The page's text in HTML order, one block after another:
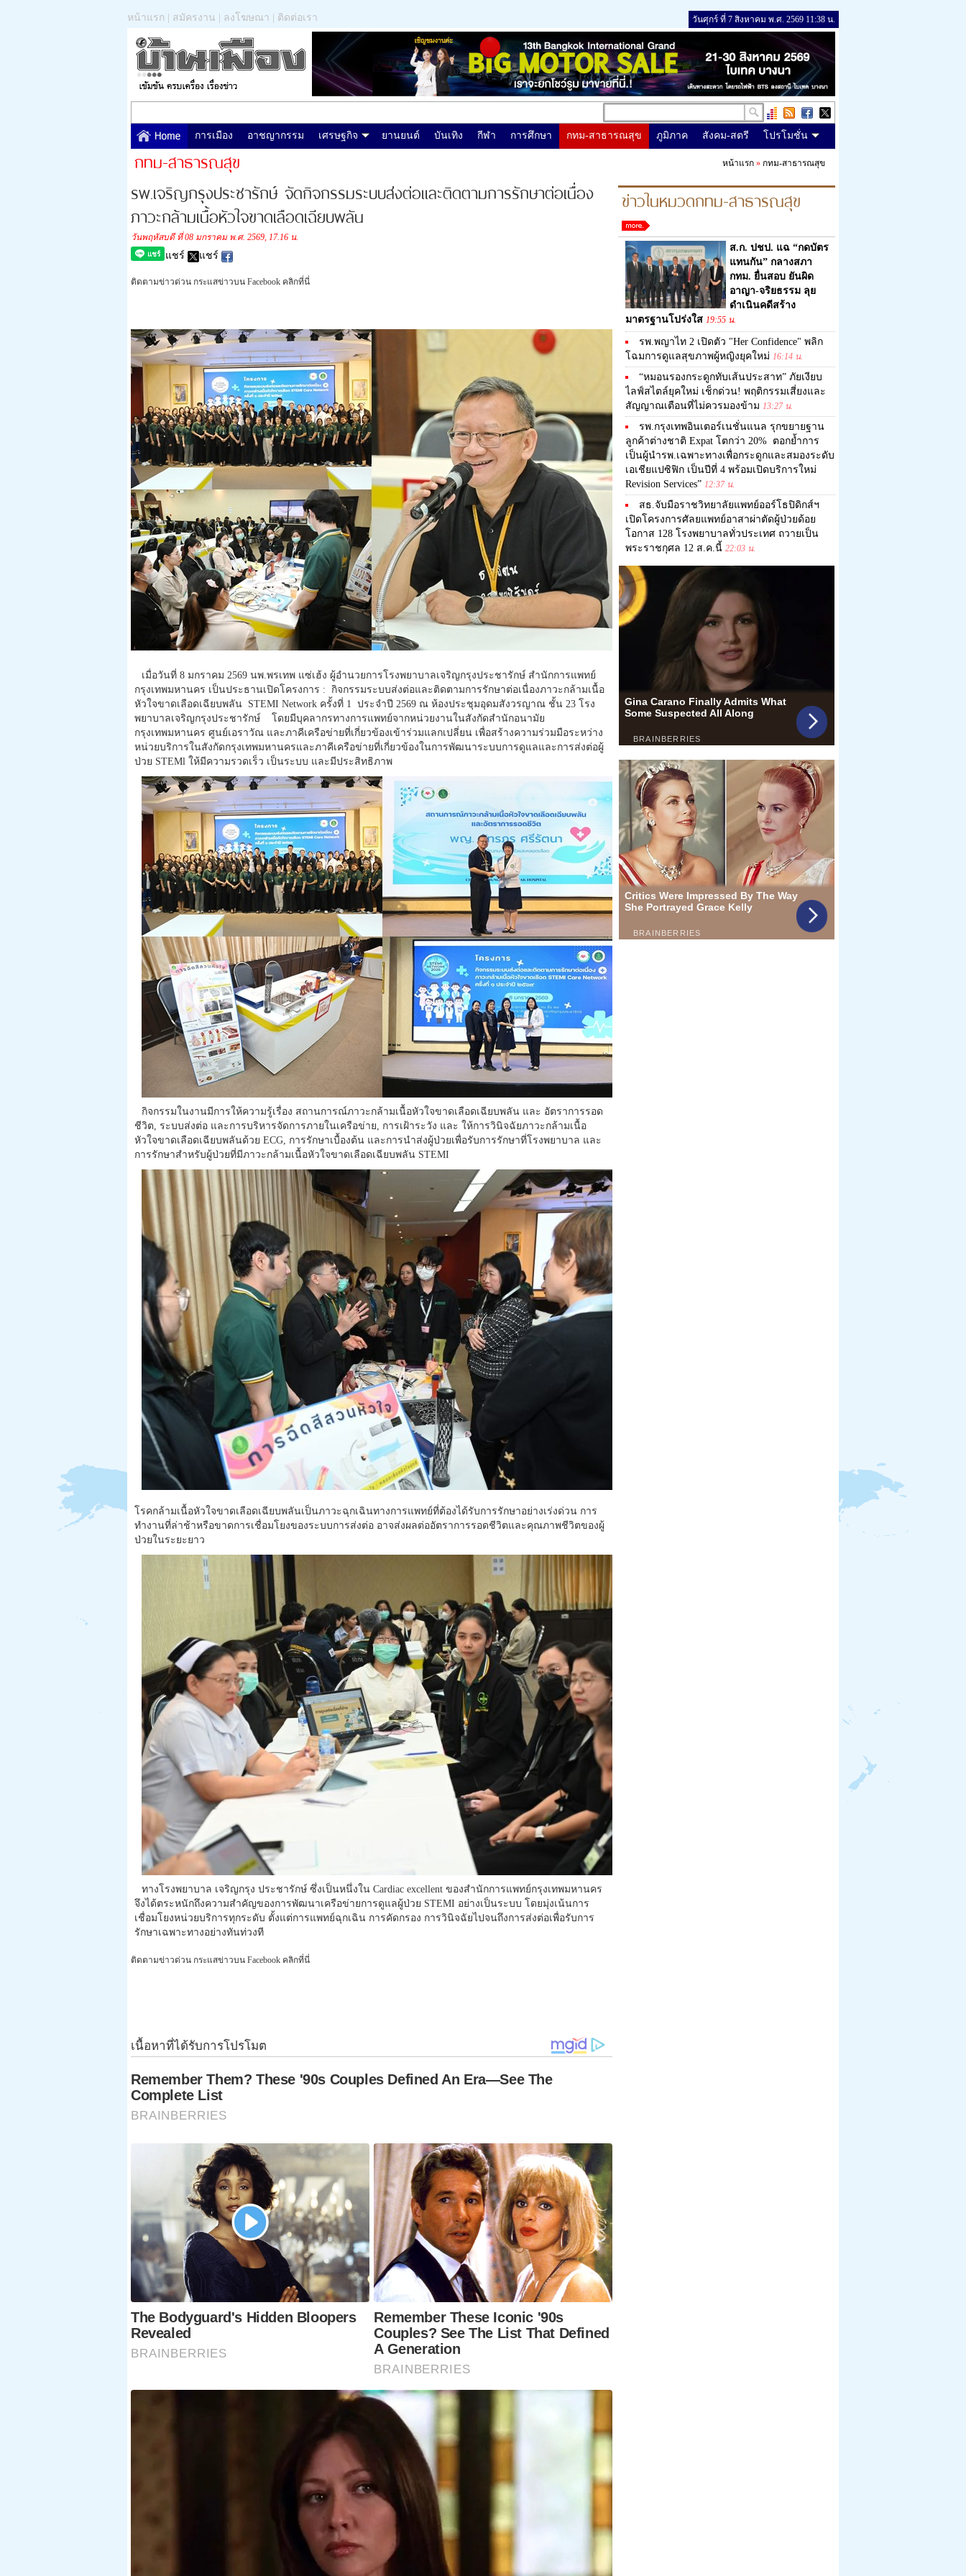
หน้าแรก สมัครงาน ลงโฆษณา ติดต่อเรา วันศุกร์ ที่ 7 สิงหาคม พ.ศ. 2569 11:38 น.
การเมือง อาชญากรรม เศรษฐกิจ ยานยนต์ บันเทิง กีฬา การศึกษา กทม-สาธารณสุข ภูมิภาค สังคม-สตรี โปรโมชั่น
กทม-สาธารณสุข
รพ.เจริญกรุงประชารักษ์ จัดกิจกรรมระบบส่งต่อและติดตามการรักษาต่อเนื่อง
ภาวะกล้ามเนื้อหัวใจขาดเลือดเฉียบพลัน
วันพฤหัสบดี ที่ 08 มกราคม พ.ศ. 2569, 17.16 น.
แชร์ แชร์
ติดตามข่าวด่วน กระแสข่าวบน Facebook คลิกที่นี่
เมื่อวันที่ 8 มกราคม 2569 นพ.พรเทพ แซ่เฮ้ง ผู้อำนวยการโรงพยาบาลเจริญกรุงประชารักษ์ สำนักการแพทย์
กรุงเทพมหานคร เป็นประธานเปิดโครงการ : กิจกรรมระบบส่งต่อและติดตามการรักษาต่อเนื่องภาวะกล้ามเนื้อ
หัวใจขาดเลือดเฉียบพลัน STEMI Network ครั้งที่ 1 ประจำปี 2569 ณ ห้องประชุมอุดมสังวรญาณ ชั้น 23 โรง
พยาบาลเจริญกรุงประชารักษ์ โดยมีบุคลากรทางการแพทย์จากหน่วยงานในสังกัดสำนักอนามัย
กรุงเทพมหานคร ศูนย์เอราวัณ และภาคีเครือข่ายที่เกี่ยวข้องเข้าร่วมแลกเปลี่ยน เพื่อสร้างความร่วมมือระหว่าง
หน่วยบริการในสังกัดกรุงเทพมหานครและภาคีเครือข่ายที่เกี่ยวข้องในการพัฒนาระบบการดูแลและการส่งต่อผู้
ป่วย STEMl ให้มีความรวดเร็ว เป็นระบบ และมีประสิทธิภาพ
กิจกรรมในงานมีการให้ความรู้เรื่อง สถานการณ์ภาวะกล้ามเนื้อหัวใจขาดเลือดเฉียบพลัน และ อัตราการรอด
ชีวิต, ระบบส่งต่อ และการบริหารจัดการภายในเครือข่าย, การเฝ้าระวัง และ ให้การวินิจฉัยภาวะกล้ามเนื้อ
หัวใจขาดเลือดเฉียบพลันด้วย ECG, การรักษาเบื้องต้น และการนำส่งผู้ป่วยเพื่อรับการรักษาที่โรงพยาบาล และ
การรักษาสำหรับผู้ป่วยที่มีภาวะกล้ามเนื้อหัวใจขาดเลือดเฉียบพลัน STEMI
โรคกล้ามเนื้อหัวใจขาดเลือดเฉียบพลันเป็นภาวะฉุกเฉินทางการแพทย์ที่ต้องได้รับการรักษาอย่างเร่งด่วน การ
ทำงานที่ล่าช้าหรือขาดการเชื่อมโยงของระบบการส่งต่อ อาจส่งผลต่ออัตราการรอดชีวิตและคุณภาพชีวิตของผู้
ป่วยในระยะยาว
ทางโรงพยาบาล เจริญกรุง ประชารักษ์ ซึ่งเป็นหนึ่งใน Cardiac excellent ของสำนักการแพทย์กรุงเทพมหานคร
จึงได้ตระหนักถึงความสำคัญของการพัฒนาเครือข่ายการดูแลผู้ป่วย STEMI อย่างเป็นระบบ โดยมุ่งเน้นการ
เชื่อมโยงหน่วยบริการทุกระดับ ตั้งแต่การแพทย์ฉุกเฉิน การคัดกรอง การวินิจฉัยไปจนถึงการส่งต่อเพื่อรับการ
รักษาเฉพาะทางอย่างทันท่วงที
ติดตามข่าวด่วน กระแสข่าวบน Facebook คลิกที่นี่
หน้าแรก » กทม-สาธารณสุข
ข่าวในหมวดกทม-สาธารณสุข
ส.ก. ปชป. แฉ “กดบัตร
แทนกัน” กลางสภา
กทม. ยื่นสอบ ยันผิด
อาญา-จริยธรรม ลุย
ดำเนินคดีสร้าง
มาตรฐานโปร่งใส 19:55 น.
รพ.พญาไท 2 เปิดตัว "Her Confidence" พลิก
โฉมการดูแลสุขภาพผู้หญิงยุคใหม่ 16:14 น.
“หมอนรองกระดูกทับเส้นประสาท” ภัยเงียบ
ไลฟ์สไตล์ยุคใหม่ เช็กด่วน! พฤติกรรมเสี่ยงและ
สัญญาณเตือนที่ไม่ควรมองข้าม 13:27 น.
รพ.กรุงเทพอินเตอร์เนชั่นแนล รุกขยายฐาน
ลูกค้าต่างชาติ Expat โตกว่า 20% ตอกย้ำการ
เป็นผู้นำรพ.เฉพาะทางเพื่อกระดูกและสมองระดับ
เอเชียแปซิฟิก เป็นปีที่ 4 พร้อมเปิดบริการใหม่
Revision Services” 12:37 น.
สธ.จับมือราชวิทยาลัยแพทย์ออร์โธปิดิกส์ฯ
เปิดโครงการศัลยแพทย์อาสาผ่าตัดผู้ป่วยด้อย
โอกาส 128 โรงพยาบาลทั่วประเทศ ถวายเป็น
พระราชกุศล 12 ส.ค.นี้ 22:03 น.